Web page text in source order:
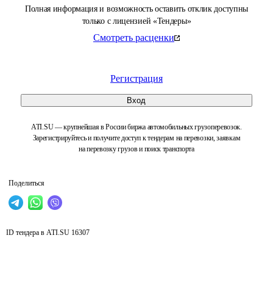
Полная информация и возможность оставить отклик доступны
только с лицензией «Тендеры»
Смотреть расценки
Регистрация
Вход
ATI.SU — крупнейшая в России биржа автомобильных грузоперевозок.
Зарегистрируйтесь и получите доступ к тендерам на перевозки, заявкам
на перевозку грузов и поиск транспорта
Поделиться
ID тендера в ATI.SU 16307